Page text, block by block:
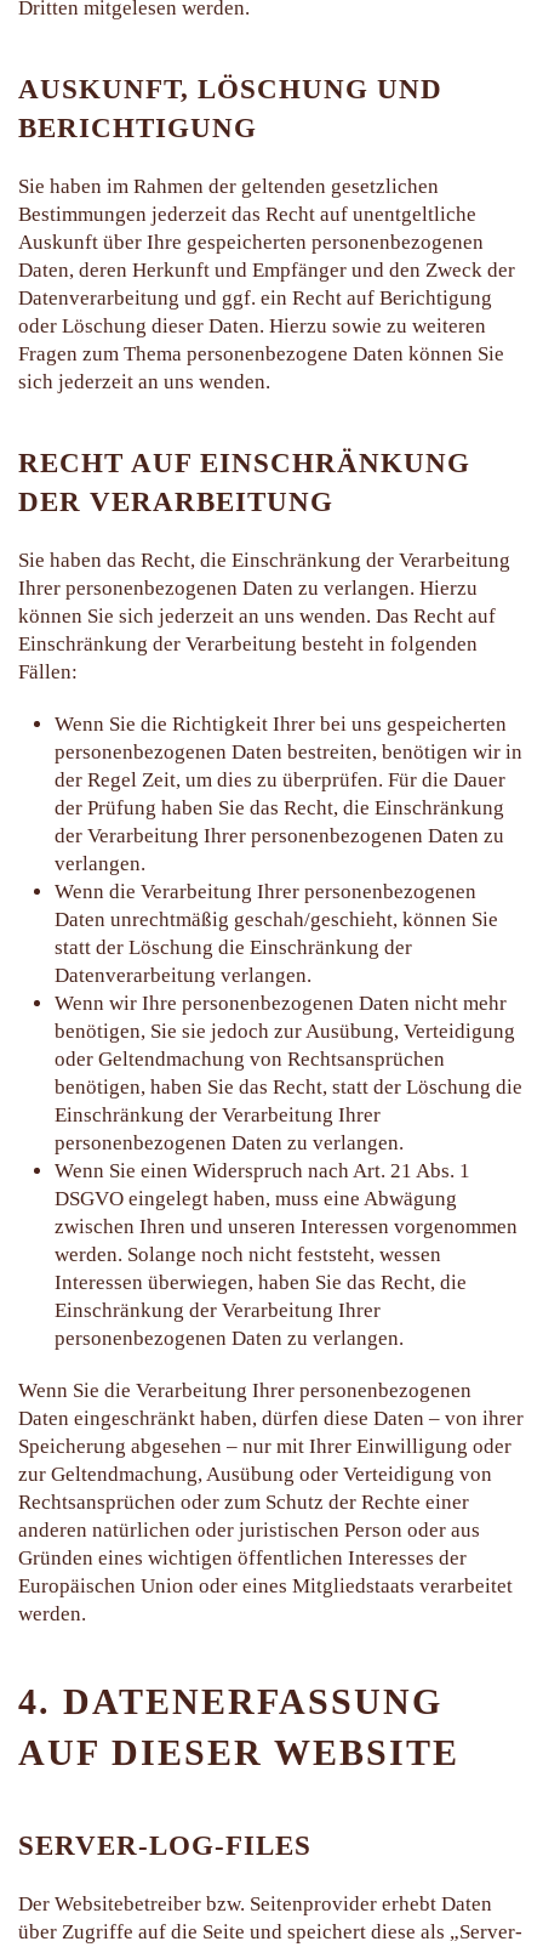
Dritten mitgelesen werden.
AUSKUNFT, LÖSCHUNG UND
BERICHTIGUNG
Sie haben im Rahmen der geltenden gesetzlichen
Bestimmungen jederzeit das Recht auf unentgeltliche
Auskunft über Ihre gespeicherten personenbezogenen
Daten, deren Herkunft und Empfänger und den Zweck der
Datenverarbeitung und ggf. ein Recht auf Berichtigung
oder Löschung dieser Daten. Hierzu sowie zu weiteren
Fragen zum Thema personenbezogene Daten können Sie
sich jederzeit an uns wenden.
RECHT AUF EINSCHRÄNKUNG
DER VERARBEITUNG
Sie haben das Recht, die Einschränkung der Verarbeitung
Ihrer personenbezogenen Daten zu verlangen. Hierzu
können Sie sich jederzeit an uns wenden. Das Recht auf
Einschränkung der Verarbeitung besteht in folgenden
Fällen:
Wenn Sie die Richtigkeit Ihrer bei uns gespeicherten
personenbezogenen Daten bestreiten, benötigen wir in
der Regel Zeit, um dies zu überprüfen. Für die Dauer
der Prüfung haben Sie das Recht, die Einschränkung
der Verarbeitung Ihrer personenbezogenen Daten zu
verlangen.
Wenn die Verarbeitung Ihrer personenbezogenen
Daten unrechtmäßig geschah/geschieht, können Sie
statt der Löschung die Einschränkung der
Datenverarbeitung verlangen.
Wenn wir Ihre personenbezogenen Daten nicht mehr
benötigen, Sie sie jedoch zur Ausübung, Verteidigung
oder Geltendmachung von Rechtsansprüchen
benötigen, haben Sie das Recht, statt der Löschung die
Einschränkung der Verarbeitung Ihrer
personenbezogenen Daten zu verlangen.
Wenn Sie einen Widerspruch nach Art. 21 Abs. 1
DSGVO eingelegt haben, muss eine Abwägung
zwischen Ihren und unseren Interessen vorgenommen
werden. Solange noch nicht feststeht, wessen
Interessen überwiegen, haben Sie das Recht, die
Einschränkung der Verarbeitung Ihrer
personenbezogenen Daten zu verlangen.
Wenn Sie die Verarbeitung Ihrer personenbezogenen
Daten eingeschränkt haben, dürfen diese Daten – von ihrer
Speicherung abgesehen – nur mit Ihrer Einwilligung oder
zur Geltendmachung, Ausübung oder Verteidigung von
Rechtsansprüchen oder zum Schutz der Rechte einer
anderen natürlichen oder juristischen Person oder aus
Gründen eines wichtigen öffentlichen Interesses der
Europäischen Union oder eines Mitgliedstaats verarbeitet
werden.
4. DATENERFASSUNG
AUF DIESER WEBSITE
SERVER-LOG-FILES
Der Websitebetreiber bzw. Seitenprovider erhebt Daten
über Zugriffe auf die Seite und speichert diese als „Server-